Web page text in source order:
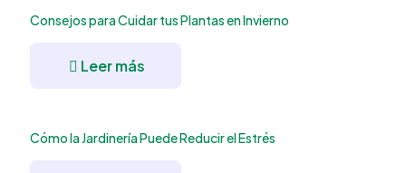
Consejos para Cuidar tus Plantas en Invierno
Leer más
Cómo la Jardinería Puede Reducir el Estrés